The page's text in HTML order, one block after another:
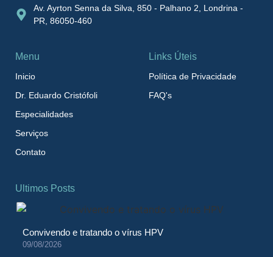
Av. Ayrton Senna da Silva, 850 - Palhano 2, Londrina -
PR, 86050-460
Menu
Inicio
Dr. Eduardo Cristófoli
Especialidades
Serviços
Contato
Links Úteis
Política de Privacidade
FAQ's
Ultimos Posts
Convivendo e tratando o vírus HPV
09/08/2026